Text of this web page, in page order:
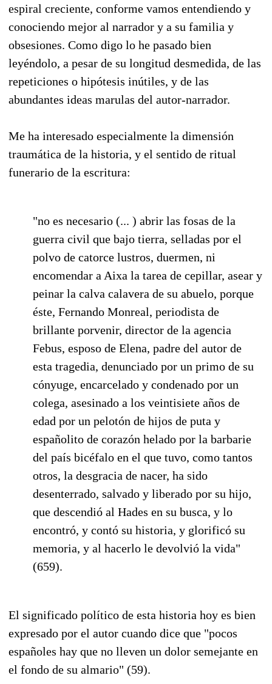
espiral creciente, conforme vamos entendiendo y
conociendo mejor al narrador y a su familia y
obsesiones. Como digo lo he pasado bien
leyéndolo, a pesar de su longitud desmedida, de las
repeticiones o hipótesis inútiles, y de las
abundantes ideas marulas del autor-narrador.
Me ha interesado especialmente la dimensión
traumática de la historia, y el sentido de ritual
funerario de la escritura:
"no es necesario (... ) abrir las fosas de la
guerra civil que bajo tierra, selladas por el
polvo de catorce lustros, duermen, ni
encomendar a Aixa la tarea de cepillar, asear y
peinar la calva calavera de su abuelo, porque
éste, Fernando Monreal, periodista de
brillante porvenir, director de la agencia
Febus, esposo de Elena, padre del autor de
esta tragedia, denunciado por un primo de su
cónyuge, encarcelado y condenado por un
colega, asesinado a los veintisiete años de
edad por un pelotón de hijos de puta y
españolito de corazón helado por la barbarie
del país bicéfalo en el que tuvo, como tantos
otros, la desgracia de nacer, ha sido
desenterrado, salvado y liberado por su hijo,
que descendió al Hades en su busca, y lo
encontró, y contó su historia, y glorificó su
memoria, y al hacerlo le devolvió la vida"
(659).
El significado político de esta historia hoy es bien
expresado por el autor cuando dice que "pocos
españoles hay que no lleven un dolor semejante en
el fondo de su almario" (59).